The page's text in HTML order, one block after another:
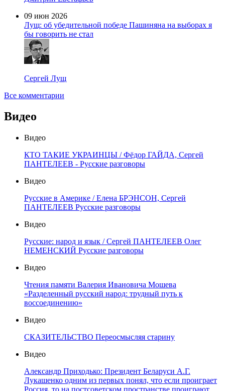
09 июн 2026
Лущ: об убедительной победе Пашиняна на выборах я
бы говорить не стал
Сергей Лущ
Все комментарии
Видео
Видео
КТО ТАКИЕ УКРАИНЦЫ / Фёдор ГАЙДА, Сергей
ПАНТЕЛЕЕВ - Русские разговоры
Видео
Русские в Америке / Елена БРЭНСОН, Сергей
ПАНТЕЛЕЕВ Русские разговоры
Видео
Русские: народ и язык / Сергей ПАНТЕЛЕЕВ Олег
НЕМЕНСКИЙ Русские разговоры
Видео
Чтения памяти Валерия Ивановича Мошева
«Разделенный русский народ: трудный путь к
воссоединению»
Видео
СКАЗИТЕЛЬСТВО Переосмысляя старину
Видео
Александр Приходько: Президент Беларуси А.Г.
Лукашенко одним из первых понял, что если проиграет